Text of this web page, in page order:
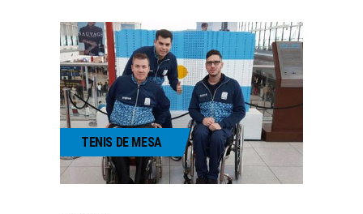
TENIS DE MESA